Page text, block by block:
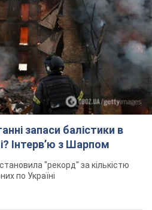
запаси балістики в
Інтерв’ю з Шарпом
"рекорд" за кількістю
по Україні